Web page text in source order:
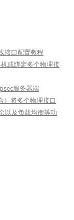
接口配置教程
或绑定多个物理接
服务器端
）将多个物理接口
以及负载均衡等功